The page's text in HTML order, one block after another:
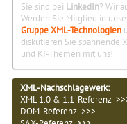
Sie sind bei LinkedIn? Wir
Werden Sie Mitglied in
Gruppe XML-Technologien
diskutieren Sie spannende
und KI-Themen mit uns!
XML-Nachschlagewerk:
XML 1.0 & 1.1-Referenz
DOM-Referenz >>>